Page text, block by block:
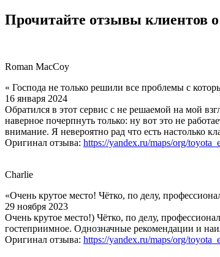
Прочитайте отзывы клиентов
Roman MacCoy
« Господа не только решили все проблемы с
16 января 2024
Обратился в этот сервис с не решаемой на мой
наверное почерпнуть только: ну вот это не
внимание. Я невероятно рад что есть настолько
Оригинал отзыва: https://yandex.ru/maps/org/
Charlie
«Очень крутое место! Чётко, по делу,
29 ноября 2023
Очень крутое место!) Чётко, по делу,
гостеприимное. Однозначные рекомендации и
Оригинал отзыва: https://yandex.ru/maps/org/